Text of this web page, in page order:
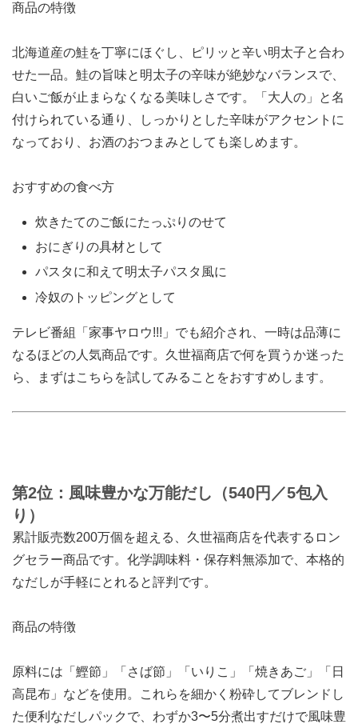
商品の特徴
北海道産の鮭を丁寧にほぐし、ピリッと辛い明太子と合わ
せた一品。鮭の旨味と明太子の辛味が絶妙なバランスで、
白いご飯が止まらなくなる美味しさです。「大人の」と名
付けられている通り、しっかりとした辛味がアクセントに
なっており、お酒のおつまみとしても楽しめます。
おすすめの食べ方
炊きたてのご飯にたっぷりのせて
おにぎりの具材として
パスタに和えて明太子パスタ風に
冷奴のトッピングとして
テレビ番組「家事ヤロウ!!!」でも紹介され、一時は品薄に
なるほどの人気商品です。久世福商店で何を買うか迷った
ら、まずはこちらを試してみることをおすすめします。
第2位：風味豊かな万能だし（540円／5包入
り）
累計販売数200万個を超える、久世福商店を代表するロン
グセラー商品です。化学調味料・保存料無添加で、本格的
なだしが手軽にとれると評判です。
商品の特徴
原料には「鰹節」「さば節」「いりこ」「焼きあご」「日
高昆布」などを使用。これらを細かく粉砕してブレンドし
た便利なだしパックで、わずか3〜5分煮出すだけで風味豊